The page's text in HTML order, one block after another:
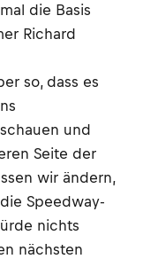
die Basis
Richard
so, dass es
und
Seite der
wir ändern,
Speedway-
nichts
nächsten